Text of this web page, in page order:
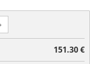
151.30 €